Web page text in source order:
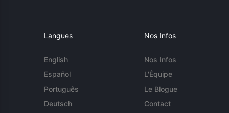
Langues
English
Español
Português
Deutsch
Nos Infos
Nos Infos
L'Équipe
Le Blogue
Contact